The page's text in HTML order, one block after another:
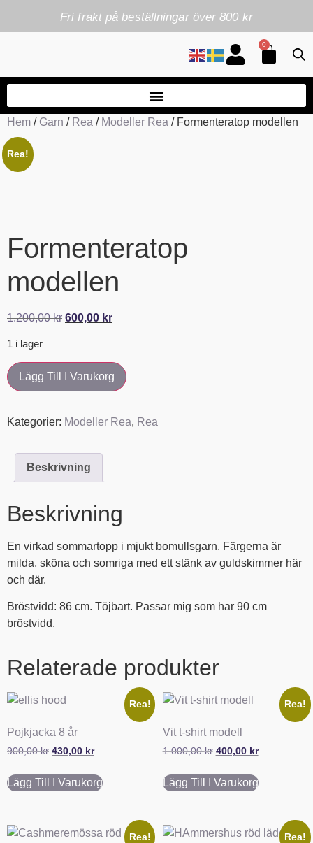
Fri frakt på beställningar över 800 kr
0
Hem / Garn / Rea / Modeller Rea / Formenteratop modellen
Rea!
Formenteratop
modellen
1.200,00kr 600,00 kr
1 i lager
Lägg Till I Varukorg
Kategorier: Modeller Rea, Rea
Beskrivning
Beskrivning
En virkad sommartopp i mjukt bomullsgarn. Färgerna är
milda, sköna och somriga med ett stänk av guldskimmer här
och där.
Bröstvidd: 86 cm. Töjbart. Passar mig som har 90 cm
bröstvidd.
Relaterade produkter
Rea!
Pojkjacka 8 år
900,00kr 430,00 kr
Lägg Till I Varukorg
Rea!
Vit t-shirt modell
1.000,00kr 400,00 kr
Lägg Till I Varukorg
Rea! Rea!